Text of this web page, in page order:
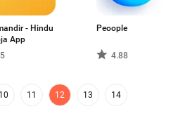
- Hindu
App
5
Peoople
4.88
10 11 12 13 14